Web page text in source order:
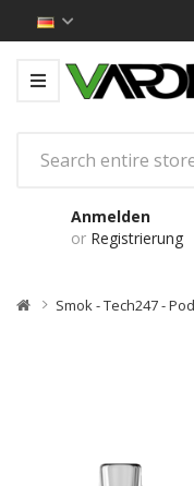
Anmelden
or Registrierung
Smok - Tech247 -